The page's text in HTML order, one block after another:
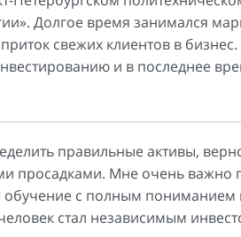
Долгое время занимался
свежих клиентов в
и в последнее
правильные активы,
просадками. Мне очень важно
обучение с полным пониманием
стал независимым